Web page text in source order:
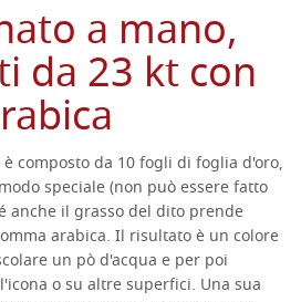
a mano,
da 23 kt con
composto da 10 fogli di foglia d'oro,
speciale (non può essere fatto
anche il grasso del dito prende
arabica. Il risultato è un colore
un pò d'acqua e per poi
o su altre superfici. Una sua